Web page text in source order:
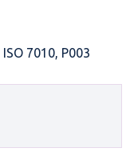
7010, P003